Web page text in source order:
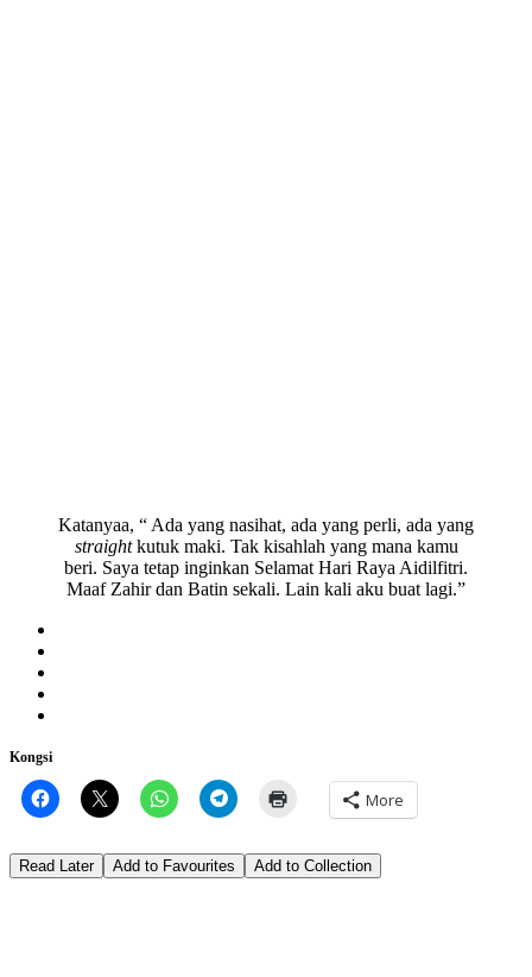
Katanyaa, “ Ada yang nasihat, ada yang perli, ada yang
straightkutuk maki. Tak kisahlah yang mana kamu
beri. Saya tetap inginkan Selamat Hari Raya Aidilfitri.
Maaf Zahir dan Batin sekali. Lain kali aku buat lagi.”
Kongsi
More
Read Later Add to Favourites Add to Collection